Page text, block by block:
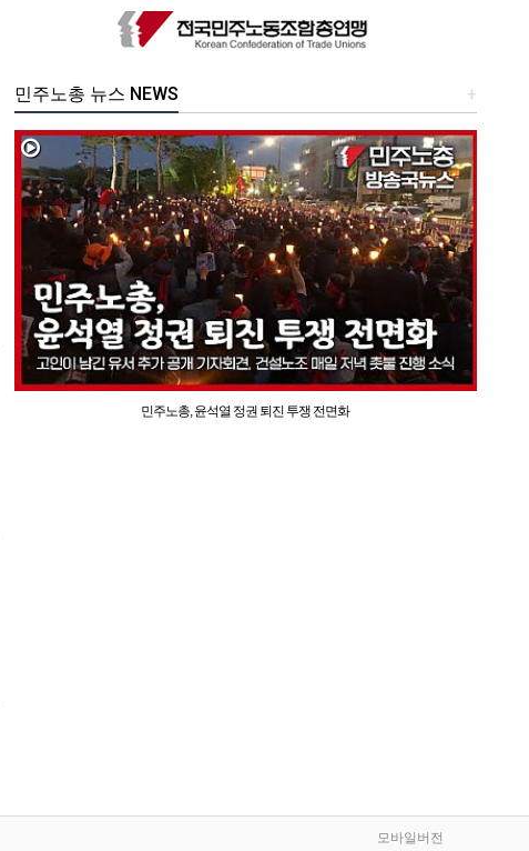
+
민주노총 뉴스 NEWS
민주노총, 윤석열 정권 퇴진 투쟁 전면화
모바일버전